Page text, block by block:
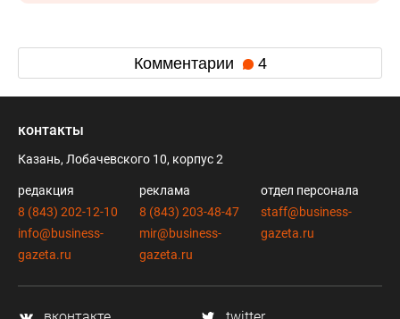
Комментарии 4
контакты
Казань, Лобачевского 10, корпус 2
редакция
8 (843) 202-12-10
info@business-
gazeta.ru
реклама
8 (843) 203-48-47
mir@business-
gazeta.ru
отдел персонала
staff@business-
gazeta.ru